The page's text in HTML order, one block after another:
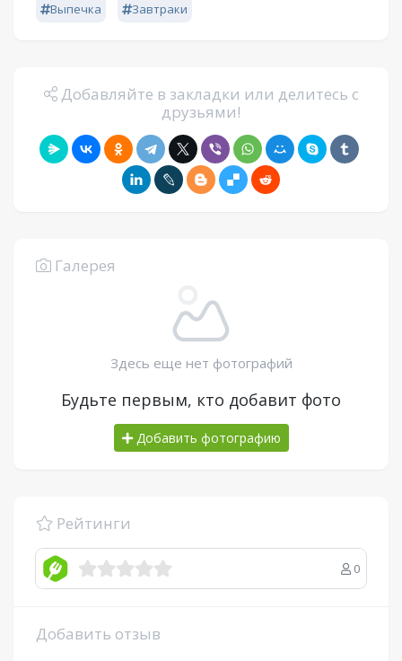
Выпечка Завтраки
Добавляйте в закладки или делитесь с
друзьями!
Галерея
Здесь еще нет фотографий
Будьте первым, кто добавит фото
Добавить фотографию
Рейтинги
0
Добавить отзыв